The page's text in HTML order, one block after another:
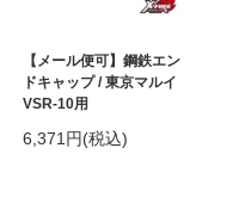
【メール便可】鋼鉄エン
ドキャップ / 東京マルイ
VSR-10用
6,371円(税込)